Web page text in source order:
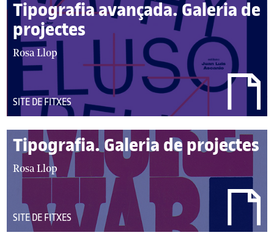
Tipografia avançada. Galeria de
projectes
autor/autors:
Rosa Llop
DEL
TIPUS:
SITE DE FITXES
Tipografia. Galeria de projectes
autor/autors:
Rosa Llop
DEL
TIPUS:
SITE DE FITXES